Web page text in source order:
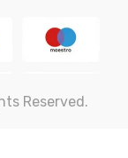
Reserved.